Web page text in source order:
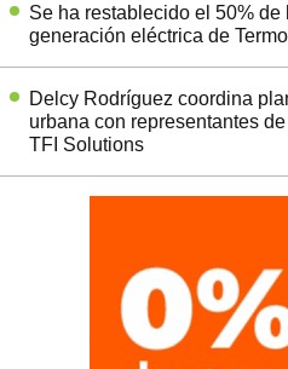
Se ha restablecido el 50%
generación eléctrica de
Delcy Rodríguez coordina
urbana con representantes
TFI Solutions